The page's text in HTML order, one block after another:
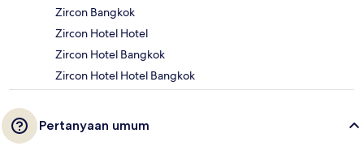
Zircon Bangkok
Zircon Hotel Hotel
Zircon Hotel Bangkok
Zircon Hotel Hotel Bangkok
Pertanyaan umum